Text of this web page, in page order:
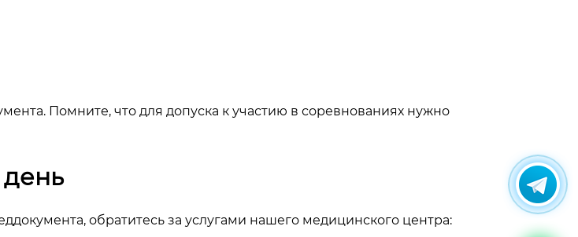
Помните, что для допуска к участию в соревнованиях нужно
обратитесь за услугами нашего медицинского центра: